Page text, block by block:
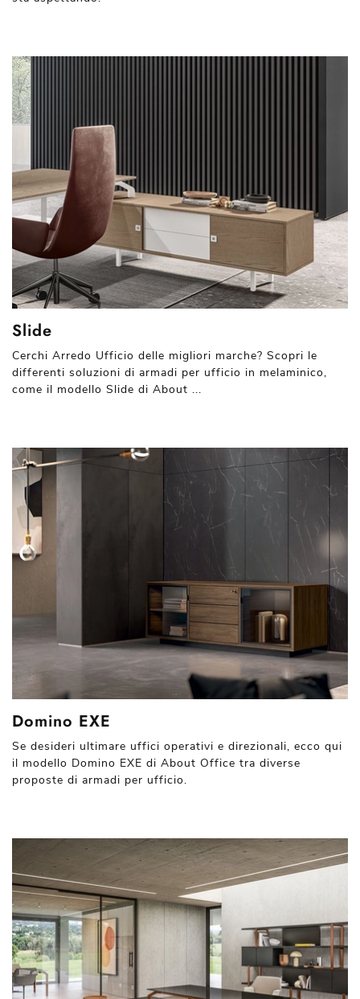
Slide
Cerchi Arredo Ufficio delle migliori marche? Scopri le
differenti soluzioni di armadi per ufficio in melaminico,
come il modello Slide di About ...
Domino EXE
Se desideri ultimare uffici operativi e direzionali, ecco qui
il modello Domino EXE di About Office tra diverse
proposte di armadi per ufficio.